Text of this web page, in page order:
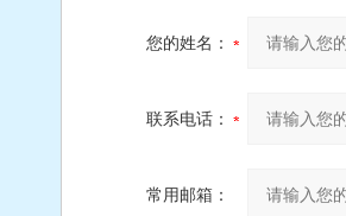
您的姓名：
联系电话：
常用邮箱：